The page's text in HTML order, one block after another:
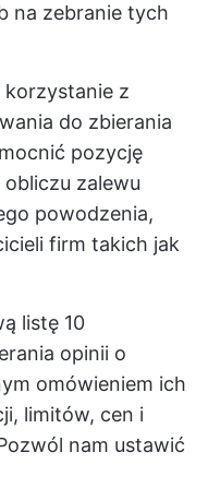
na zebranie tych
korzystanie z
do zbierania
pozycję
zalewu
powodzenia,
firm takich jak
listę 10
opinii o
omówieniem ich
limitów, cen i
nam ustawić